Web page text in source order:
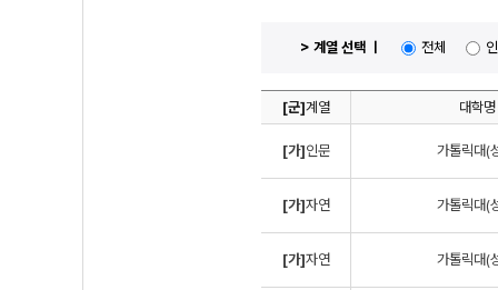
> 계열 선택 ㅣ 전체
[군]계열 대학명
[가]인문 가톨릭대(
[가]자연 가톨릭대(
[가]자연 가톨릭대(